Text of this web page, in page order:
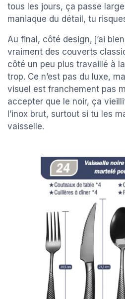
tous les jours, ça passe
maniaque du détail, tu
Au final, côté design, j’ai
vraiment des couverts
côté un peu plus travaillé à
trop. Ce n’est pas du luxe,
visuel est franchement pas
accepter que le noir, ça
l’inox brut, surtout si tu les
vaisselle.